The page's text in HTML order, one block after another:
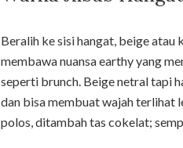
Beralih ke sisi hangat, beige atau
membawa nuansa earthy yang
seperti brunch. Beige netral tapi
dan bisa membuat wajah terlihat
polos, ditambah tas cokelat;